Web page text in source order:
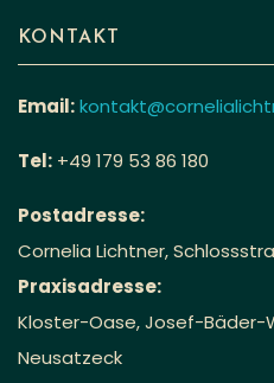
KONTAKT
Email:
Tel: +49 179 53 86 180
Postadresse:
Cornelia Lichtner,
Praxisadresse:
Kloster-Oase, Josef-Bäder-
Neusatzeck